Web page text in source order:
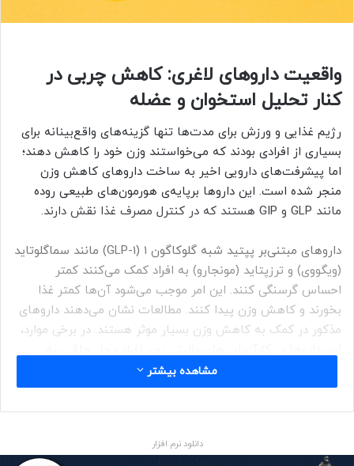
واقعیت داروهای لاغری: کاهش چربی در
کنار تحلیل استخوان و عضله
رژیم غذایی و ورزش برای مدت‌ها تنها گزینه‌های واقع‌بینانه برای
بسیاری از افرادی بودند که می‌خواستند وزن خود را کاهش دهند؛
اما پیشرفت‌های دارویی اخیر به ساخت داروهای کاهش وزن
منجر شده است. این داروها برپایه‌ی هورمون‌های طبیعی روده
مانند GLP و GIP هستند که در کنترل مصرف غذا نقش دارند.
داروهای مبتنی‌بر پپتید شبه گلوکاگون ۱ (GLP-1) مانند سماگلوتاید
(ویگووی) و ترزپتاید (مونجارو) به افراد کمک می‌کنند کمتر
احساس گرسنگی کنند. این امر موجب می‌شود آن‌ها کمتر غذا
بخورند و کاهش وزن پیدا کنند. مطالعات نشان می‌دهند داروهای
مذکور در کمک به کاهش وزن بسیار موثر هستند. در برخی موارد،
توجه به این نکته مهم است که تمام وزنی که بر اثر مصرف
نشان می‌دهند تا یک سوم از کاهش وزن مربوط به توده‌ی
مشاهده بیشتر
دانلود نرم افزار